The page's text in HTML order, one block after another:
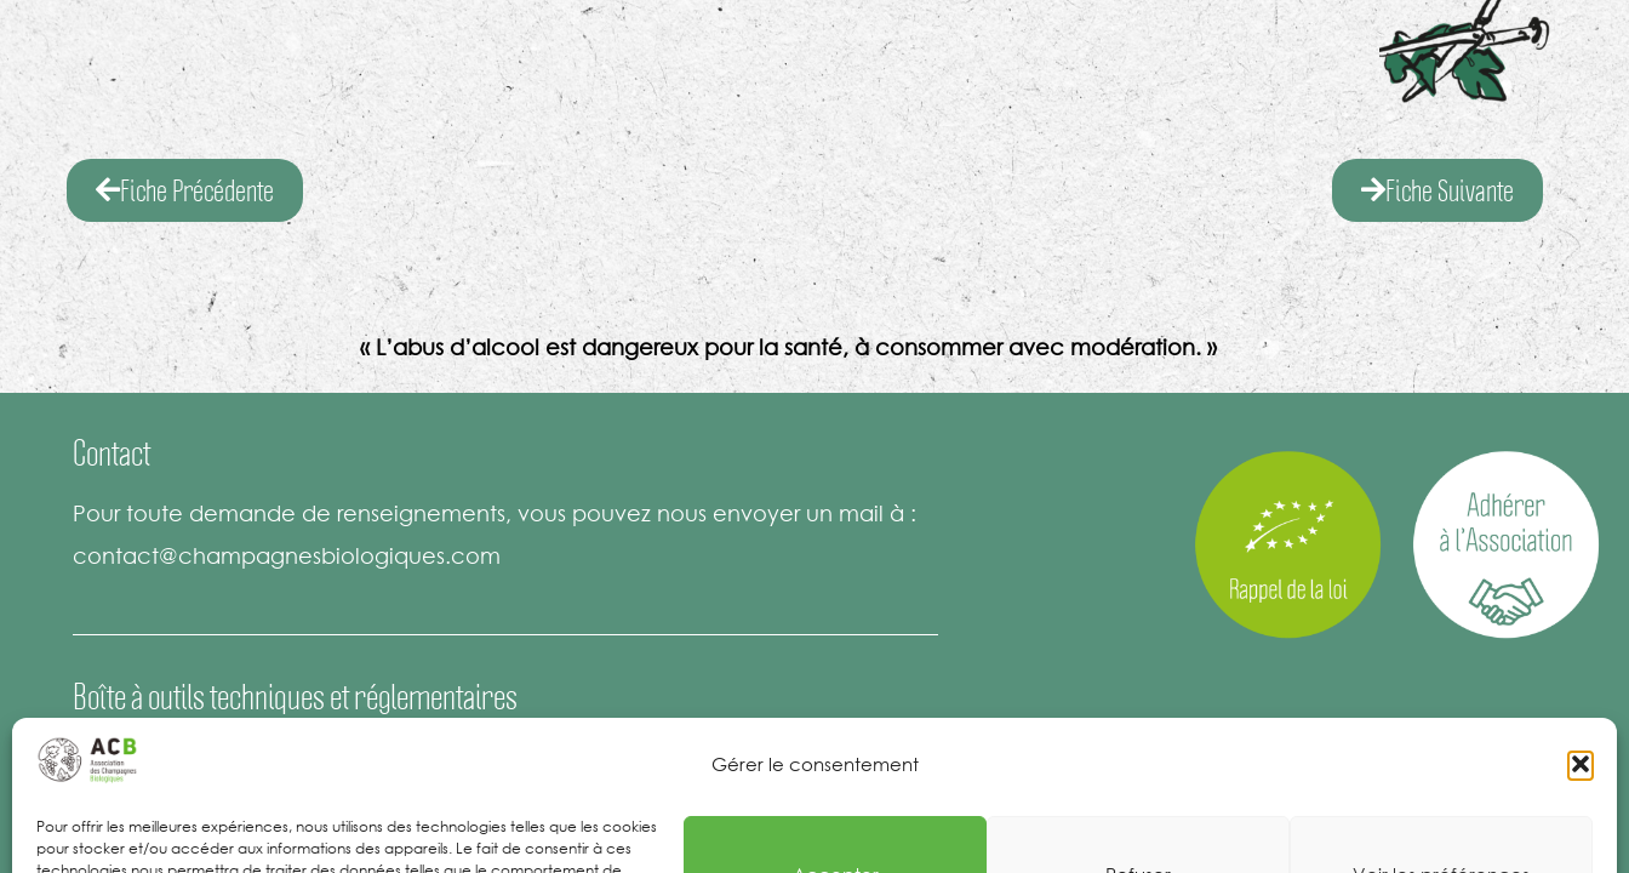
Gérer le consentement
Pour offrir les meilleures expériences, nous utilisons des technologies telles que les cookies
pour stocker et/ou accéder aux informations des appareils. Le fait de consentir à ces
Fiche Précédente Fiche Suivante
« L’abus d’alcool est dangereux pour la santé, à consommer avec modération. »
Contact
Pour toute demande de renseignements, vous pouvez nous envoyer un mail à :
contact@champagnesbiologiques.com
Boîte à outils techniques et réglementaires
Espace Presse
Mentions Légales